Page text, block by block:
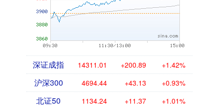
深证成指 14311.01 +200.89 +1.42%
沪深300 4694.44 +43.13 +0.93%
北证50 1134.24 +11.37 +1.01%